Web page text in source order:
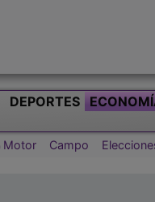
DEPORTES
Motor Campo